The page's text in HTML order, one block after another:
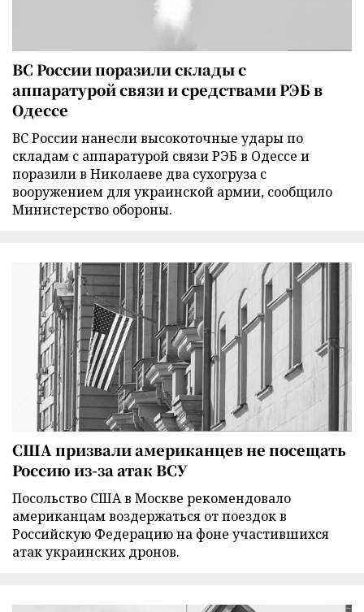
ВС России поразили склады с
аппаратурой связи и средствами РЭБ в
Одессе
ВС России нанесли высокоточные удары по
складам с аппаратурой связи РЭБ в Одессе и
поразили в Николаеве два сухогруза с
вооружением для украинской армии, сообщило
Министерство обороны.
США призвали американцев не посещать
Россию из-за атак ВСУ
Посольство США в Москве рекомендовало
американцам воздержаться от поездок в
Российскую Федерацию на фоне участившихся
атак украинских дронов.